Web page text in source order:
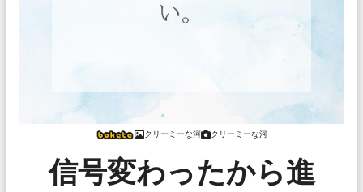
クリーミーな河 クリーミーな河
信号変わったから進